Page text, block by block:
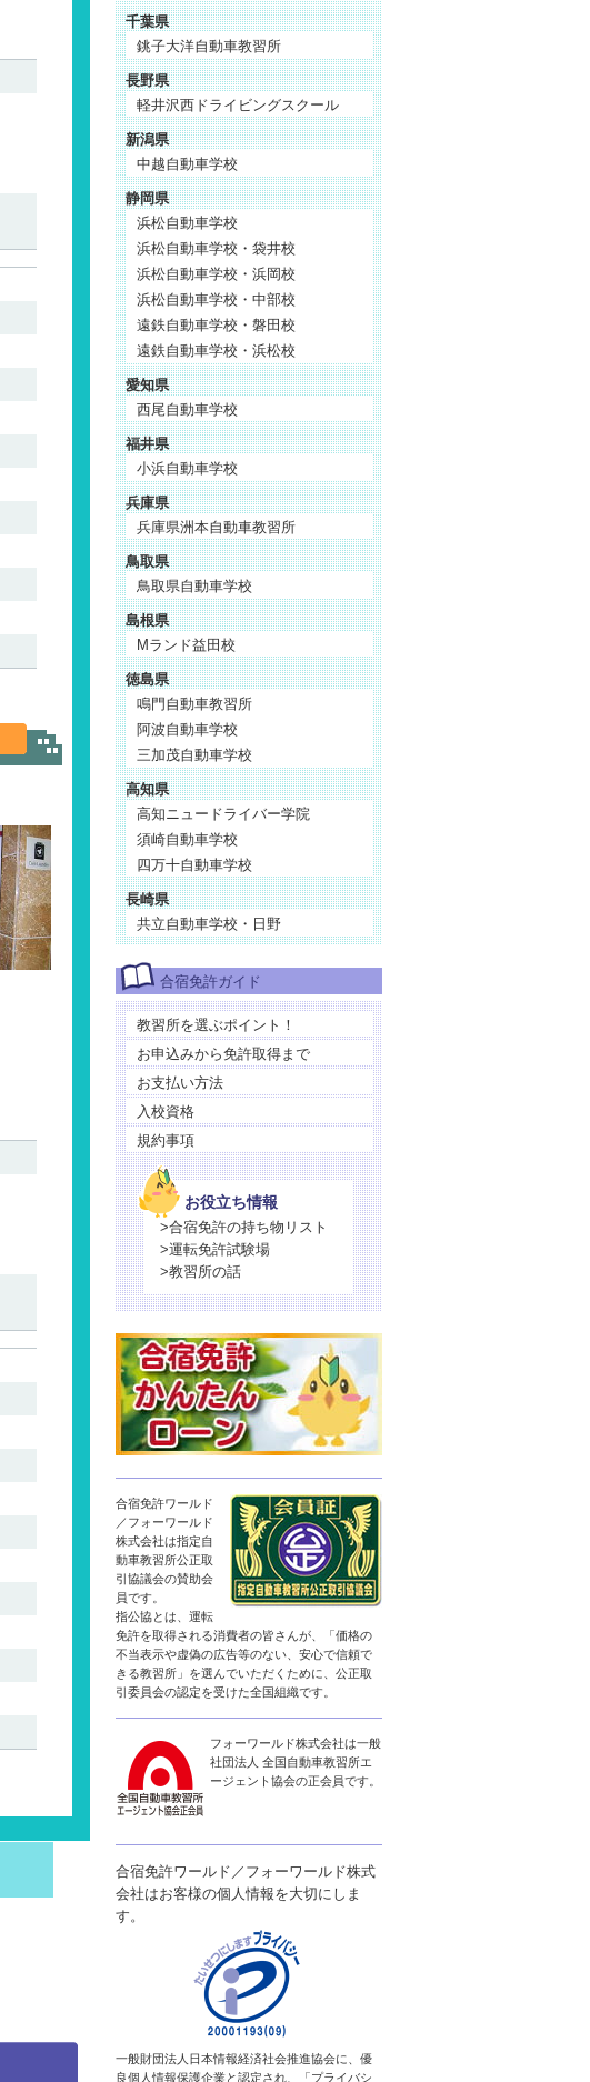
千葉県
銚子大洋自動車教習所
長野県
軽井沢西ドライビングスクール
新潟県
中越自動車学校
静岡県
浜松自動車学校
浜松自動車学校・袋井校
浜松自動車学校・浜岡校
浜松自動車学校・中部校
遠鉄自動車学校・磐田校
遠鉄自動車学校・浜松校
愛知県
西尾自動車学校
福井県
小浜自動車学校
兵庫県
兵庫県洲本自動車教習所
鳥取県
鳥取県自動車学校
島根県
Mランド益田校
徳島県
鳴門自動車教習所
阿波自動車学校
三加茂自動車学校
高知県
高知ニュードライバー学院
須崎自動車学校
四万十自動車学校
長崎県
共立自動車学校・日野
合宿免許ガイド
教習所を選ぶポイント！
お申込みから免許取得まで
お支払い方法
入校資格
規約事項
お役立ち情報
>合宿免許の持ち物リスト
>運転免許試験場
>教習所の話
合宿免許ワールド
／フォーワールド
株式会社は指定自
動車教習所公正取
引協議会の賛助会
員です。
指公協とは、運転
免許を取得される消費者の皆さんが、「価格の
不当表示や虚偽の広告等のない、安心で信頼で
きる教習所」を選んでいただくために、公正取
引委員会の認定を受けた全国組織です。
フォーワールド株式会社は一般
社団法人 全国自動車教習所エ
ージェント協会の正会員です。
合宿免許ワールド／フォーワールド株式
会社はお客様の個人情報を大切にしま
す。
一般財団法人日本情報経済社会推進協会に、優
良個人情報保護企業と認定され、「プライバシ